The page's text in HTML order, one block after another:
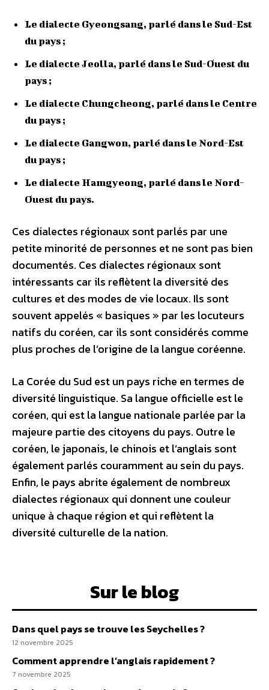
Le dialecte Gyeongsang, parlé dans le Sud-Est
du pays ;
Le dialecte Jeolla, parlé dans le Sud-Ouest du
pays ;
Le dialecte Chungcheong, parlé dans le Centre
du pays ;
Le dialecte Gangwon, parlé dans le Nord-Est
du pays ;
Le dialecte Hamgyeong, parlé dans le Nord-
Ouest du pays.
Ces dialectes régionaux sont parlés par une
petite minorité de personnes et ne sont pas bien
documentés. Ces dialectes régionaux sont
intéressants car ils reflètent la diversité des
cultures et des modes de vie locaux. Ils sont
souvent appelés « basiques » par les locuteurs
natifs du coréen, car ils sont considérés comme
plus proches de l’origine de la langue coréenne.
La Corée du Sud est un pays riche en termes de
diversité linguistique. Sa langue officielle est le
coréen, qui est la langue nationale parlée par la
majeure partie des citoyens du pays. Outre le
coréen, le japonais, le chinois et l’anglais sont
également parlés couramment au sein du pays.
Enfin, le pays abrite également de nombreux
dialectes régionaux qui donnent une couleur
unique à chaque région et qui reflètent la
diversité culturelle de la nation.
Sur le blog
Dans quel pays se trouve les Seychelles ?
12 novembre 2025
Comment apprendre l’anglais rapidement ?
7 novembre 2025